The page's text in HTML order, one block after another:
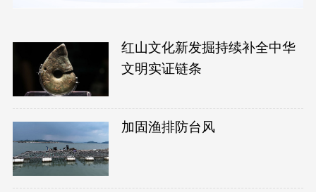
红山文化新发掘持续补全中华
文明实证链条
加固渔排防台风